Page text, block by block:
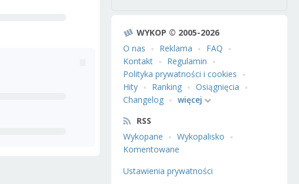
WYKOP © 2005-2026
O nas
Reklama
FAQ
Kontakt
Regulamin
Polityka prywatności i cookies
Hity
Ranking
Osiągnięcia
Changelog
więcej
RSS
Wykopane
Wykopalisko
Komentowane
Ustawienia prywatności